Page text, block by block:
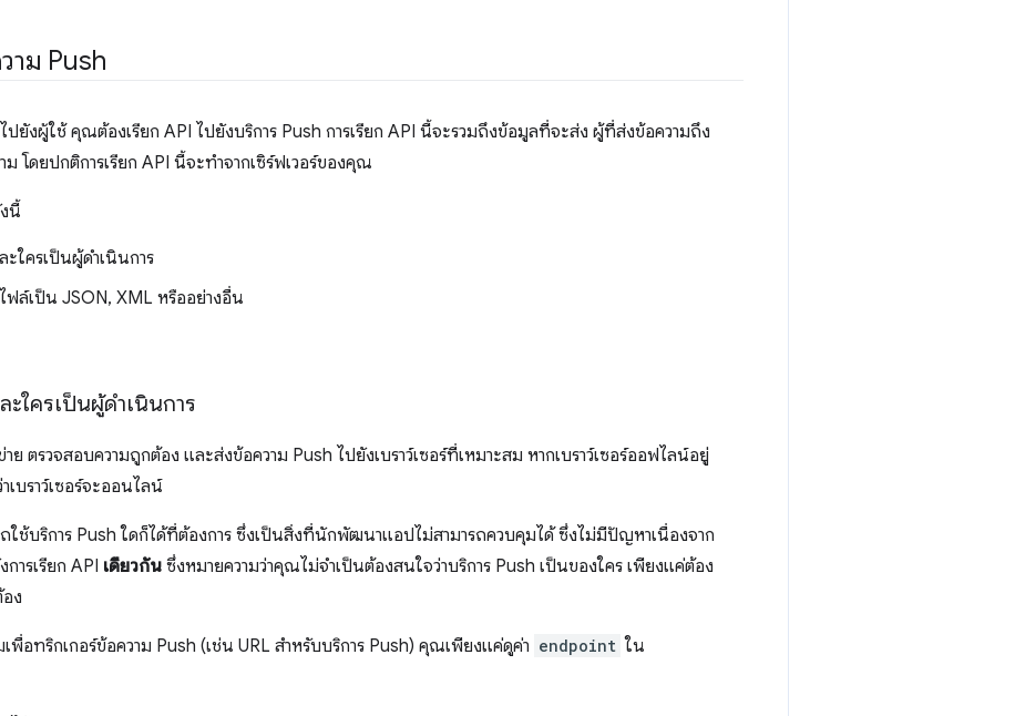
าม Push
ปยังผู้ใช้ คุณต้องเรียก API ไปยังบริการ Push การเรียก API นี้จะรวมถึงข้อมูลที่จะส่ง ผู้ที่ส่งข้อความถึง
โดยปกติการเรียก API นี้จะทำจากเซิร์ฟเวอร์ของคุณ
นี้
ะใครเป็นผู้ดำเนินการ
ล์เป็น JSON, XML หรืออย่างอื่น
ใครเป็นผู้ดำเนินการ
ย ตรวจสอบความถูกต้อง และส่งข้อความ Push ไปยังเบราว์เซอร์ที่เหมาะสม หากเบราว์เซอร์ออฟไลน์อยู่
เบราว์เซอร์จะออนไลน์
รถใช้บริการ Push ใดก็ได้ที่ต้องการ ซึ่งเป็นสิ่งที่นักพัฒนาแอปไม่สามารถควบคุมได้ ซึ่งไม่มีปัญหาเนื่องจาก
ารเรียก API เดียวกัน ซึ่งหมายความว่าคุณไม่จําเป็นต้องสนใจว่าบริการ Push เป็นของใคร เพียงแค่ต้อง
ง
พื่อทริกเกอร์ข้อความ Push (เช่น URL สําหรับบริการ Push) คุณเพียงแค่ดูค่า endpoint ใน